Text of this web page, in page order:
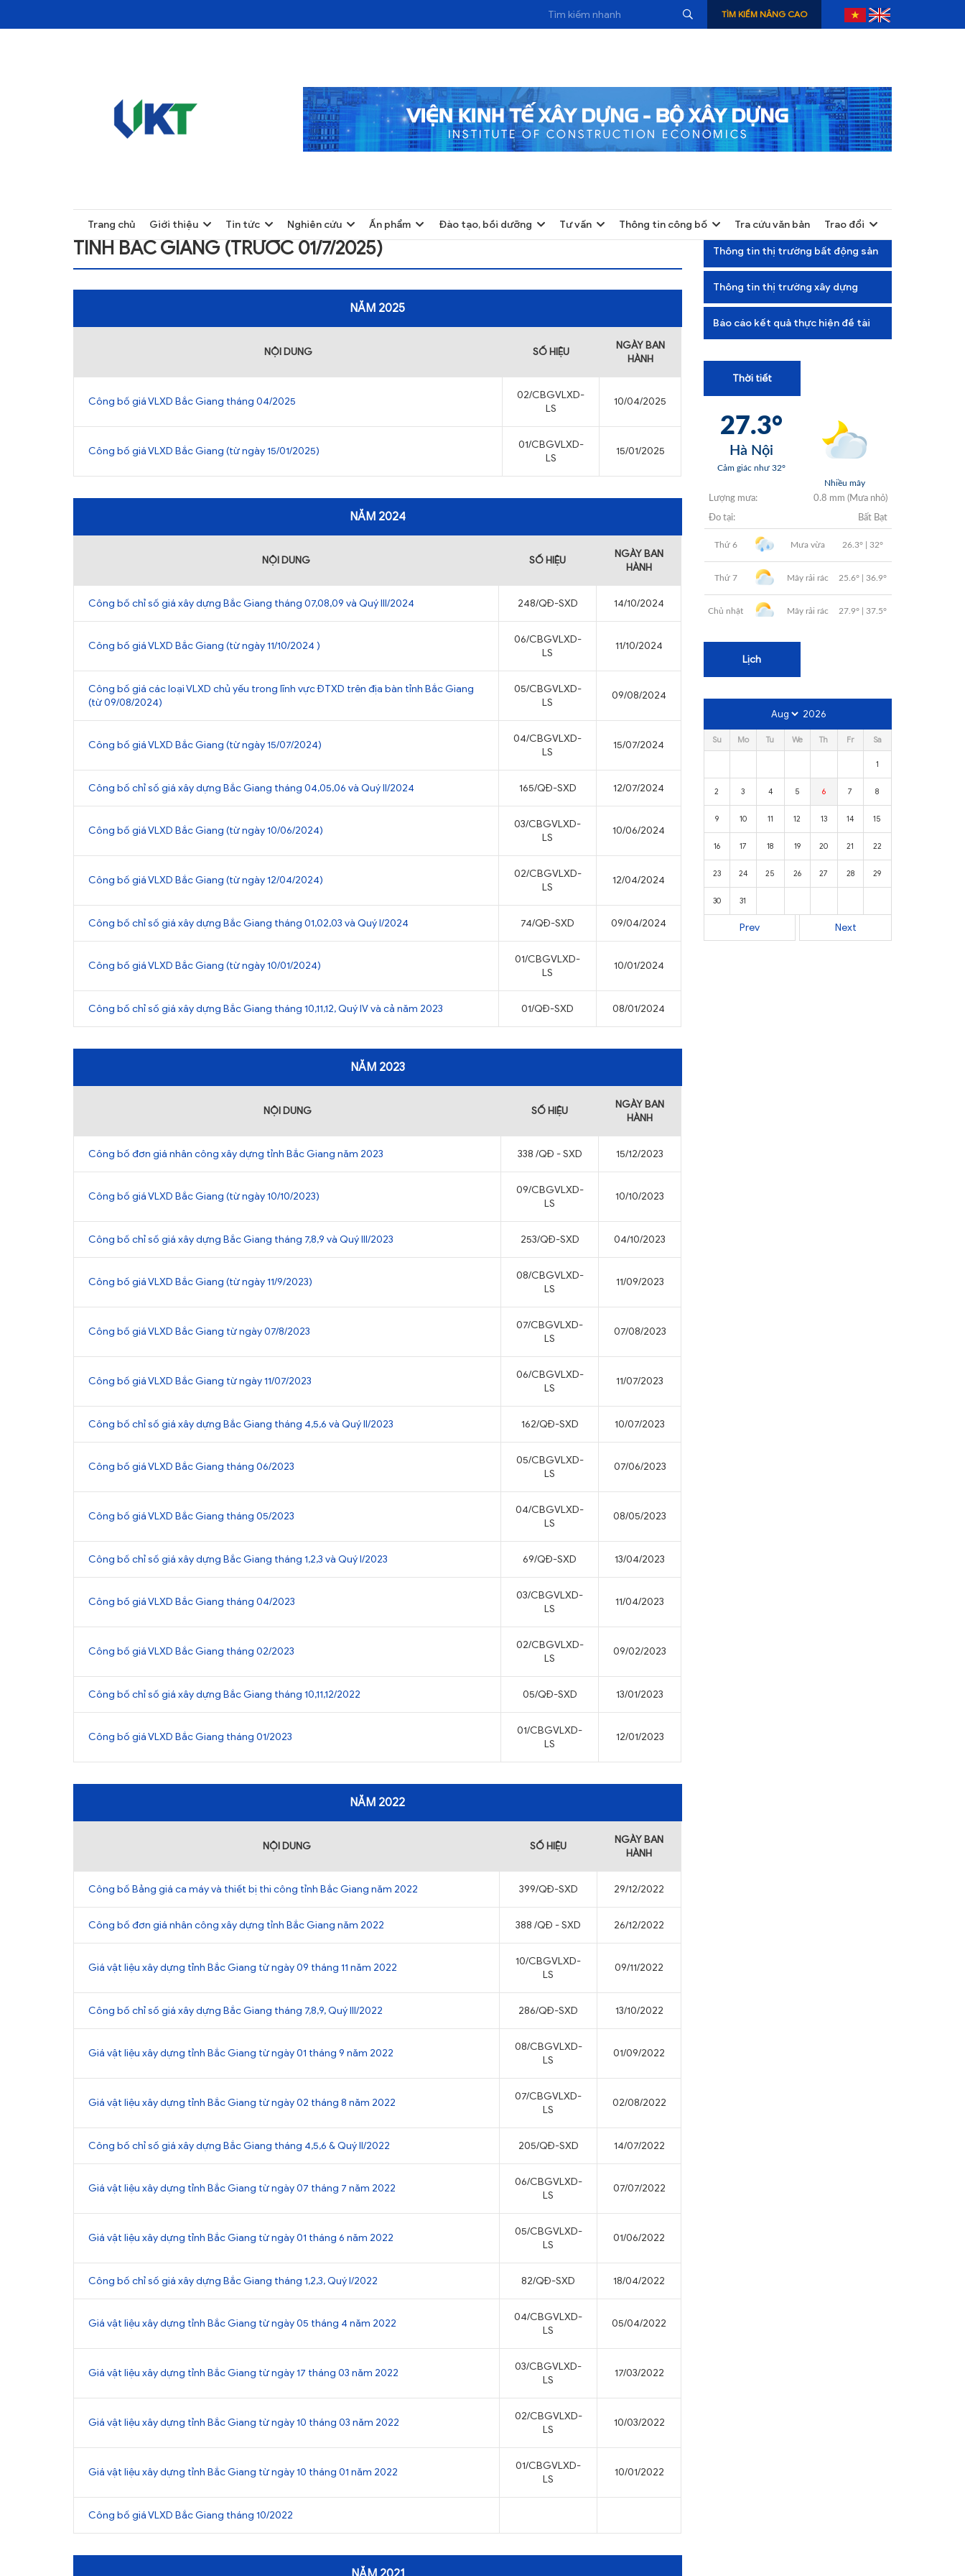
TRA CỨU VĂN BẢN
TÌM KIẾM NÂNG CAO
Trang chủ Giới thiệu Tin tức Nghiên cứu Ấn phẩm Đào tạo, bồi dưỡng Tư vấn Thông tin công bố Tra cứu văn bản Trao đổi
TỈNH BẮC GIANG (TRƯỚC 01/7/2025)
NĂM 2025
NỘI DUNG SỐ HIỆU
NGÀY BAN
HÀNH
Công bố giá VLXD Bắc Giang tháng 04/2025
02/CBGVLXD-
LS
10/04/2025
Công bố giá VLXD Bắc Giang (từ ngày 15/01/2025)
01/CBGVLXD-
LS
15/01/2025
NĂM 2024
NỘI DUNG SỐ HIỆU
NGÀY BAN
HÀNH
Công bố chỉ số giá xây dựng Bắc Giang tháng 07,08,09 và Quý III/2024 248/QĐ-SXD 14/10/2024
Công bố giá VLXD Bắc Giang (từ ngày 11/10/2024 )
06/CBGVLXD-
LS
11/10/2024
Công bố giá các loại VLXD chủ yếu trong lĩnh vực ĐTXD trên địa bàn tỉnh Bắc Giang
(từ 09/08/2024)
05/CBGVLXD-
LS
09/08/2024
Công bố giá VLXD Bắc Giang (từ ngày 15/07/2024)
04/CBGVLXD-
LS
15/07/2024
Công bố chỉ số giá xây dựng Bắc Giang tháng 04,05,06 và Quý II/2024 165/QĐ-SXD 12/07/2024
Công bố giá VLXD Bắc Giang (từ ngày 10/06/2024)
03/CBGVLXD-
LS
10/06/2024
Công bố giá VLXD Bắc Giang (từ ngày 12/04/2024)
02/CBGVLXD-
LS
12/04/2024
Công bố chỉ số giá xây dựng Bắc Giang tháng 01,02,03 và Quý I/2024 74/QĐ-SXD 09/04/2024
Công bố giá VLXD Bắc Giang (từ ngày 10/01/2024)
01/CBGVLXD-
LS
10/01/2024
Công bố chỉ số giá xây dựng Bắc Giang tháng 10,11,12, Quý IV và cả năm 2023 01/QĐ-SXD 08/01/2024
NĂM 2023
NỘI DUNG SỐ HIỆU
NGÀY BAN
HÀNH
Công bố đơn giá nhân công xây dựng tỉnh Bắc Giang năm 2023 338 /QĐ - SXD 15/12/2023
Công bố giá VLXD Bắc Giang (từ ngày 10/10/2023)
09/CBGVLXD-
LS
10/10/2023
Công bố chỉ số giá xây dựng Bắc Giang tháng 7,8,9 và Quý III/2023 253/QĐ-SXD 04/10/2023
Công bố giá VLXD Bắc Giang (từ ngày 11/9/2023)
08/CBGVLXD-
LS
11/09/2023
Công bố giá VLXD Bắc Giang từ ngày 07/8/2023
07/CBGVLXD-
LS
07/08/2023
Công bố giá VLXD Bắc Giang từ ngày 11/07/2023
06/CBGVLXD-
LS
11/07/2023
Công bố chỉ số giá xây dựng Bắc Giang tháng 4,5,6 và Quý II/2023 162/QĐ-SXD 10/07/2023
Công bố giá VLXD Bắc Giang tháng 06/2023
05/CBGVLXD-
LS
07/06/2023
Công bố giá VLXD Bắc Giang tháng 05/2023
04/CBGVLXD-
LS
08/05/2023
Công bố chỉ số giá xây dựng Bắc Giang tháng 1,2,3 và Quý I/2023 69/QĐ-SXD 13/04/2023
Công bố giá VLXD Bắc Giang tháng 04/2023
03/CBGVLXD-
LS
11/04/2023
Công bố giá VLXD Bắc Giang tháng 02/2023
02/CBGVLXD-
LS
09/02/2023
Công bố chỉ số giá xây dựng Bắc Giang tháng 10,11,12/2022 05/QĐ-SXD 13/01/2023
Công bố giá VLXD Bắc Giang tháng 01/2023
01/CBGVLXD-
LS
12/01/2023
NĂM 2022
NỘI DUNG SỐ HIỆU
NGÀY BAN
HÀNH
Công bố Bảng giá ca máy và thiết bị thi công tỉnh Bắc Giang năm 2022 399/QĐ-SXD 29/12/2022
Công bố đơn giá nhân công xây dựng tỉnh Bắc Giang năm 2022 388 /QĐ - SXD 26/12/2022
Giá vật liệu xây dựng tỉnh Bắc Giang từ ngày 09 tháng 11 năm 2022
10/CBGVLXD-
LS
09/11/2022
Công bố chỉ số giá xây dựng Bắc Giang tháng 7,8,9, Quý III/2022 286/QĐ-SXD 13/10/2022
Giá vật liệu xây dựng tỉnh Bắc Giang từ ngày 01 tháng 9 năm 2022
08/CBGVLXD-
LS
01/09/2022
Giá vật liệu xây dựng tỉnh Bắc Giang từ ngày 02 tháng 8 năm 2022
07/CBGVLXD-
LS
02/08/2022
Công bố chỉ số giá xây dựng Bắc Giang tháng 4,5,6 & Quý II/2022 205/QĐ-SXD 14/07/2022
Giá vật liệu xây dựng tỉnh Bắc Giang từ ngày 07 tháng 7 năm 2022
06/CBGVLXD-
LS
07/07/2022
Giá vật liệu xây dựng tỉnh Bắc Giang từ ngày 01 tháng 6 năm 2022
05/CBGVLXD-
LS
01/06/2022
Công bố chỉ số giá xây dựng Bắc Giang tháng 1,2,3, Quý I/2022 82/QĐ-SXD 18/04/2022
Giá vật liệu xây dựng tỉnh Bắc Giang từ ngày 05 tháng 4 năm 2022
04/CBGVLXD-
LS
05/04/2022
Giá vật liệu xây dựng tỉnh Bắc Giang từ ngày 17 tháng 03 năm 2022
03/CBGVLXD-
LS
17/03/2022
Giá vật liệu xây dựng tỉnh Bắc Giang từ ngày 10 tháng 03 năm 2022
02/CBGVLXD-
LS
10/03/2022
Giá vật liệu xây dựng tỉnh Bắc Giang từ ngày 10 tháng 01 năm 2022
01/CBGVLXD-
LS
10/01/2022
Công bố giá VLXD Bắc Giang tháng 10/2022
Thông tin thị trường bất động sản
Thông tin thị trường xây dựng
Báo cáo kết quả thực hiện đề tài
Thời tiết
Lịch
Prev Next
2026
Su Mo Tu We Th Fr Sa
1
2 3 4 5 6 7 8
9 10 11 12 13 14 15
16 17 18 19 20 21 22
23 24 25 26 27 28 29
30 31